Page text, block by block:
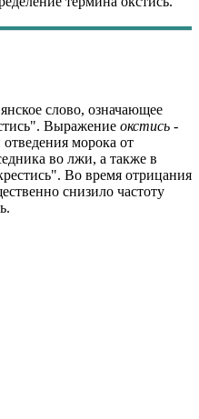
слово, означающее
Выражение окстись -
морока от
во лжи, а также в
Во время отрицания
снизило частоту